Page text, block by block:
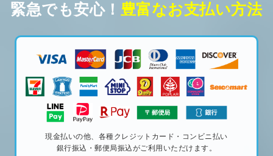
緊急でも安心！ 豊富なお支払い方法
現金払いの他、各種クレジットカード・コンビニ払い
銀行振込・郵便局振込がご利用いただけます。